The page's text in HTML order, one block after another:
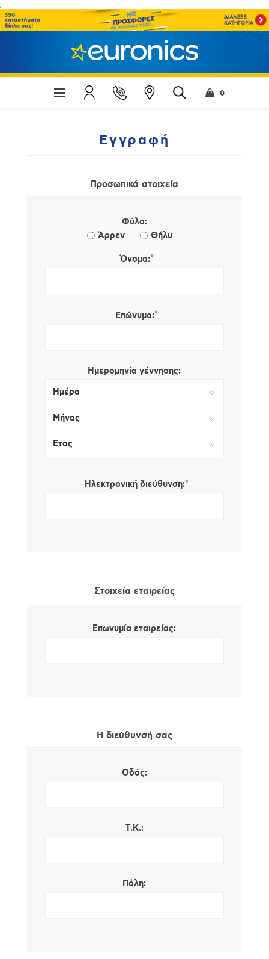
;
0
Εγγραφή
Προσωπικά στοιχεία
Φύλο:
Άρρεν
Θήλυ
Όνομα:*
Επώνυμο:*
Ημερομηνία γέννησης:
Ηλεκτρονική διεύθυνση:*
Στοιχεία εταιρείας
Επωνυμία εταιρείας:
Η διεύθυνσή σας
Οδός:
Τ.Κ.:
Πόλη: